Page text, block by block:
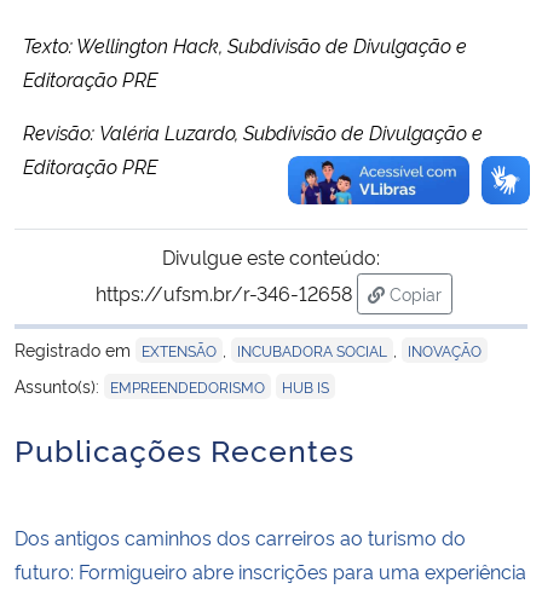
Texto: Wellington Hack, Subdivisão de Divulgação e
Editoração PRE
Revisão: Valéria Luzardo, Subdivisão de Divulgação e
Editoração PRE
Divulgue este conteúdo:
https://ufsm.br/r-346-12658
Copiar
para área de
Registrado em
EXTENSÃO INCUBADORA SOCIAL INOVAÇÃO
Assunto(s): EMPREENDEDORISMO HUB IS
Publicações Recentes
Dos antigos caminhos dos carreiros ao turismo do
futuro: Formigueiro abre inscrições para uma experiência